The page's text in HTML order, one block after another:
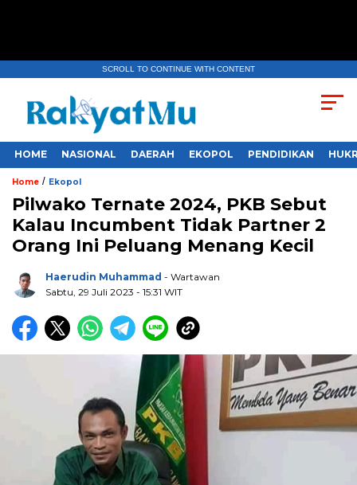
SCROLL TO CONTINUE WITH CONTENT
HOME NASIONAL DAERAH EKOPOL PENDIDIKAN
Home / Ekopol
Pilwako Ternate 2024, PKB Sebut
Kalau Incumbent Tidak Partner 2
Orang Ini Peluang Menang Kecil
Haerudin Muhammad - Wartawan
Sabtu, 29 Juli 2023 - 15:31 WIT